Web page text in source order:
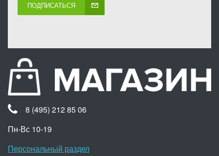
ПОДПИСАТЬСЯ
8 (495) 212 85 06
Пн-Вс 10-19
Персональный раздел